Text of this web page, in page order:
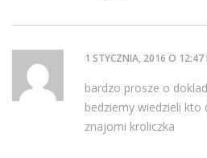
1 STYCZNIA, 2016 O 12:47
bardzo prosze o
bedziemy wiedzieli kto
znajomi kroliczka